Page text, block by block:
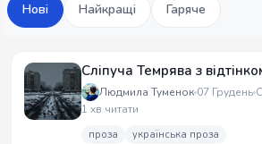
Нові Найкращі Гаряче
Сліпуча Темрява з
Людмила Туменок 07 Грудень
1 хв читати
проза українська проза